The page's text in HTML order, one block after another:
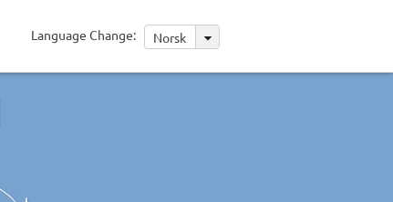
Language Change: Norsk